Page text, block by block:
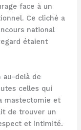
face à un
Ce cliché a
national
étaient
au-delà de
celles qui
mastectomie et
de trouver un
et intimité.